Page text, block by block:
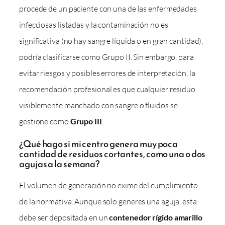
procede de un paciente con una de las enfermedades
infecciosas listadas y la contaminación no es
significativa (no hay sangre líquida o en gran cantidad),
podría clasificarse como Grupo II. Sin embargo, para
evitar riesgos y posibles errores de interpretación, la
recomendación profesional es que cualquier residuo
visiblemente manchado con sangre o fluidos se
gestione como Grupo III.
¿Qué hago si mi centro genera muy poca
cantidad de residuos cortantes, como una o dos
agujas a la semana?
El volumen de generación no exime del cumplimiento
de la normativa. Aunque solo generes una aguja, esta
debe ser depositada en uncontenedor rígido amarillo